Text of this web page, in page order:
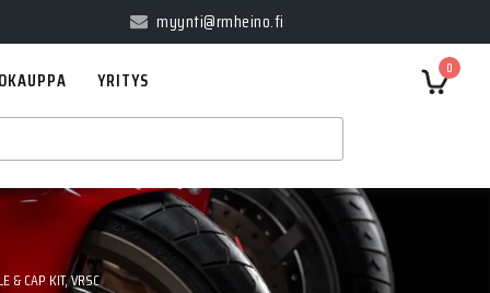
myynti@rmheino.fi
0
YRITYS
& CAP KIT, VRSC